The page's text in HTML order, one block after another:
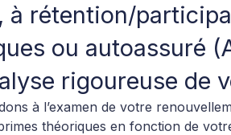
à rétention/
ou autoassuré
rigoureuse de
à l’examen de votre
théoriques en fonction de